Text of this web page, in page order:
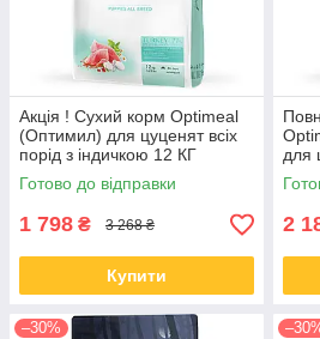
Акція ! Сухий корм Optimeal
(Оптимил) для цуценят всіх
порід з індичкою 12 КГ
Готово до відправки
1 798 ₴ 3 268 ₴
Купити
для
2
–30%